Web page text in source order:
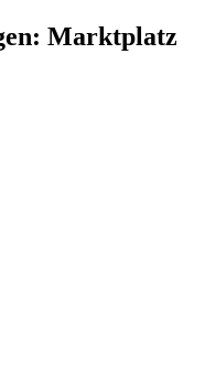
Marktplatz